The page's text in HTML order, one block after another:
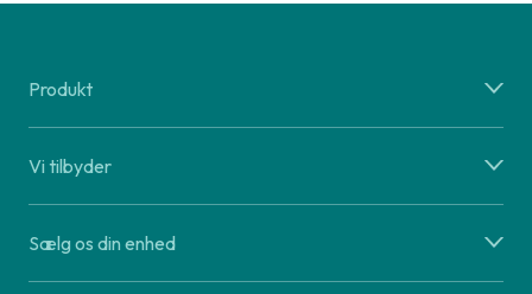
Produkt
Vi tilbyder
Sælg os din enhed